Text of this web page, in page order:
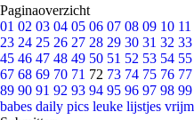
Paginaoverzicht
01 02 03 04 05 06 07 08 09 10 11
23 24 25 26 27 28 29 30 31 32 33
45 46 47 48 49 50 51 52 53 54 55
67 68 69 70 71 72 73 74 75 76 77
89 90 91 92 93 94 95 96 97 98 99
babes daily pics leuke lijstjes